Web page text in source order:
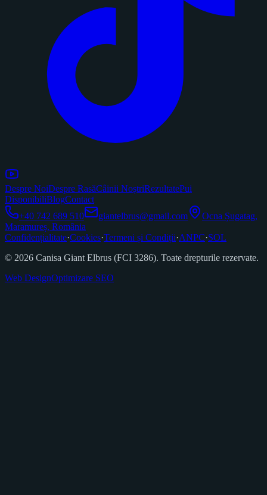
Despre NoiDespre RasăCâinii NoștriRezultatePui
DisponibiliBlogContact
+40 742 689 510
giantelbrus@gmail.com
Ocna Șugatag,
Maramureș, România
Confidențialitate·Cookies·Termeni și Condiții·ANPC·SOL
© 2026 Canisa Giant Elbrus (FCI 3286). Toate drepturile rezervate.
Web DesignOptimizare SEO